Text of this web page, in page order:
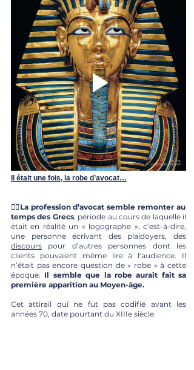
Il était une fois, la robe d’avocat…
👩‍⚖️La profession d’avocat semble remonter au
temps des Grecs, période au cours de laquelle il
était en réalité un « logographe », c’est-à-dire,
discours pour d’autres personnes dont les
clients pouvaient même lire à l’audience. Il
n’était pas encore question de « robe » à cette
époque. Il semble que la robe aurait fait sa
première apparition au Moyen-âge.
Cet attirail qui ne fut pas codifié avant les
années 70, date pourtant du XIIIe siècle.